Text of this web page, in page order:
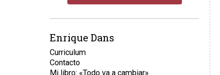
Enrique Dans
Curriculum
Contacto
Mi libro: «Todo va a cambiar»